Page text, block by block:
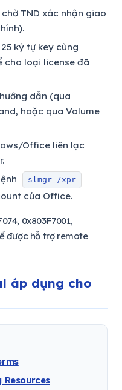
TND xác nhận giao
ký tự key cùng
cho loại license đã
dẫn (qua
hoặc qua Volume
Office liên lạc
slmgr /xpr
của Office.
0x803F7001,
được hỗ trợ remote
áp dụng cho
Resources